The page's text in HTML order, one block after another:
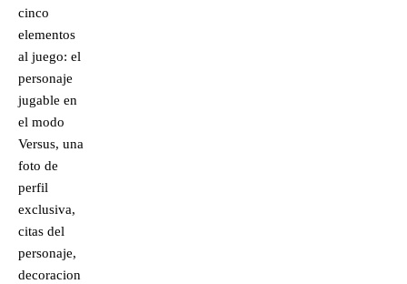
cinco
elementos
al juego: el
personaje
jugable en
el modo
Versus, una
foto de
perfil
exclusiva,
citas del
personaje,
decoracion